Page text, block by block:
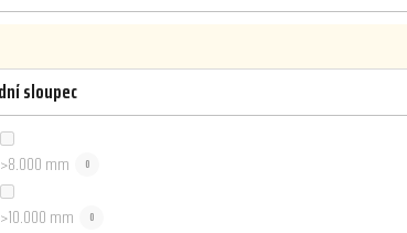
sloupec
>8.000 mm 0
>10.000 mm 0